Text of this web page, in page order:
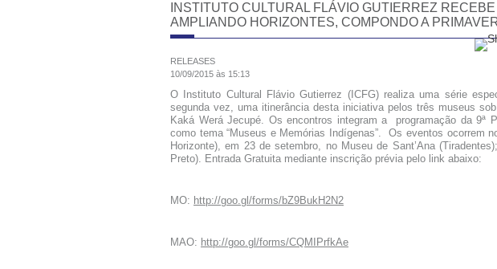
INSTITUTO CULTURAL FLÁVIO GUTIERREZ
AMPLIANDO HORIZONTES, COMPONDO A
RELEASES
10/09/2015 às 15:13
O Instituto Cultural Flávio Gutierrez (ICFG) realiza uma série
segunda vez, uma itinerância desta iniciativa pelos três museus
Kaká Werá Jecupé. Os encontros integram a programação da 9ª
como tema “Museus e Memórias Indígenas”. Os eventos ocorrem
Horizonte), em 23 de setembro, no Museu de Sant’Ana
Preto). Entrada Gratuita mediante inscrição prévia pelo link abaixo:
MO: http://goo.gl/forms/bZ9BukH2N2
MAO: http://goo.gl/forms/CQMIPrfkAe